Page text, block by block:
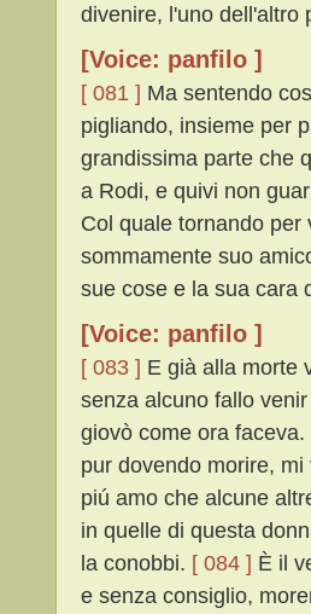
divenire, l'uno dell'altro
[Voice: panfilo ]
[ 081 ] Ma sentendo
pigliando, insieme per
grandissima parte che
a Rodi, e quivi non
Col quale tornando
sommamente suo
sue cose e la sua cara
[Voice: panfilo ]
[ 083 ] E già alla morte
senza alcuno fallo
giovò come ora
pur dovendo morire,
piú amo che alcune
in quelle di questa
la conobbi. [ 084 ] È il
e senza consiglio,